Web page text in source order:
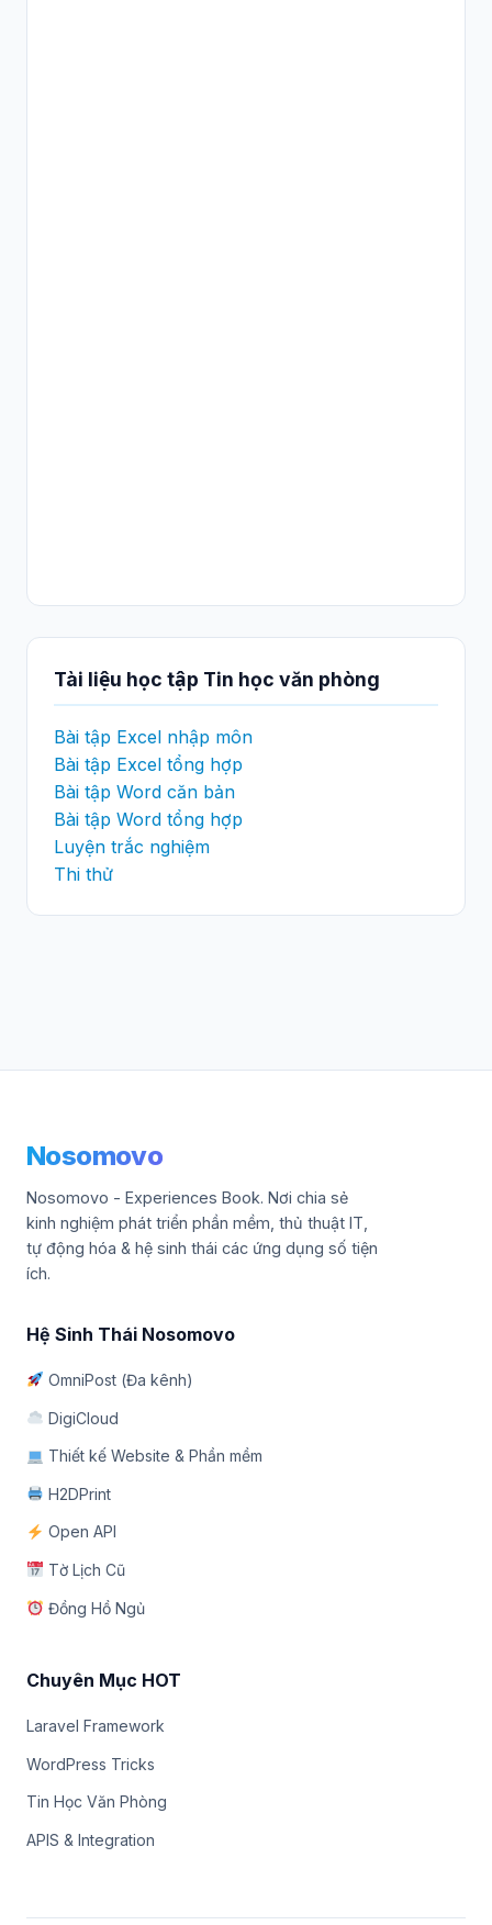
Tài liệu học tập Tin học văn phòng
Bài tập Excel nhập môn
Bài tập Excel tổng hợp
Bài tập Word căn bản
Bài tập Word tổng hợp
Luyện trắc nghiệm
Thi thử
Nosomovo
Nosomovo - Experiences Book. Nơi chia sẻ
kinh nghiệm phát triển phần mềm, thủ thuật IT,
tự động hóa & hệ sinh thái các ứng dụng số tiện
ích.
Hệ Sinh Thái Nosomovo
OmniPost (Đa kênh)
DigiCloud
Thiết kế Website & Phần mềm
H2DPrint
Open API
Tờ Lịch Cũ
Đồng Hồ Ngủ
Chuyên Mục HOT
Laravel Framework
WordPress Tricks
Tin Học Văn Phòng
APIS & Integration